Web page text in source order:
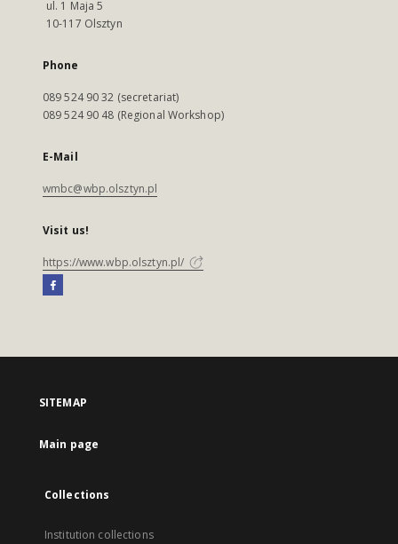
ul. 1 Maja 5
10-117 Olsztyn
Phone
089 524 90 32 (secretariat)
089 524 90 48 (Regional Workshop)
E-Mail
wmbc@wbp.olsztyn.pl
Visit us!
https://www.wbp.olsztyn.pl/
SITEMAP
Main page
Collections
Institution collections